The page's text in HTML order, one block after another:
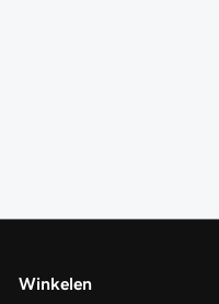
Winkelen